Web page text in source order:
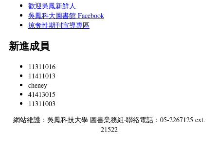
歡迎吳鳳新鮮人
吳鳳科大圖書館 Facebook
掠奪性期刊宣導專區
新進成員
11311016
11411013
cheney
41413015
11311003
網站維護：吳鳳科技大學 圖書業務組‧聯絡電話：05-2267125 ext.
21522